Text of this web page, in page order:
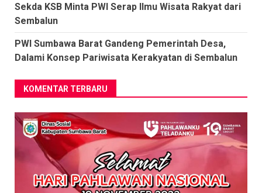
Sekda KSB Minta PWI Serap Ilmu Wisata Rakyat dari
Sembalun
PWI Sumbawa Barat Gandeng Pemerintah Desa,
Dalami Konsep Pariwisata Kerakyatan di Sembalun
KOMENTAR TERBARU